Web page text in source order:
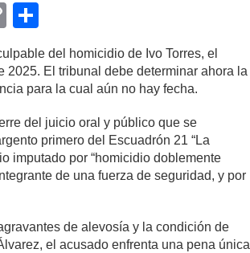
C
o
p
y
Li
n
k
ar
e
del homicidio de Ivo Torres, el
2025. El tribunal debe determinar ahora la
para la cual aún no hay fecha.
del juicio oral y público que se
primero del Escuadrón 21 “La
imputado por “homicidio doblemente
de una fuerza de seguridad, y por
de alevosía y la condición de
el acusado enfrenta una pena única